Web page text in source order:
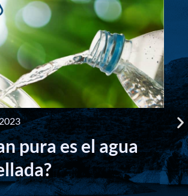
pura es el agua